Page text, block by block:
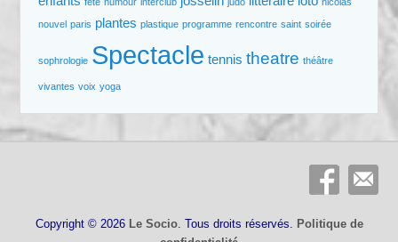
nouvel paris plantes plastique programme rencontre saint soirée
sophrologie Spectacle tennis theatre théâtre
vivantes voix yoga
Copyright © 2026 Le Socio. Tous droits réservés.
Politique de